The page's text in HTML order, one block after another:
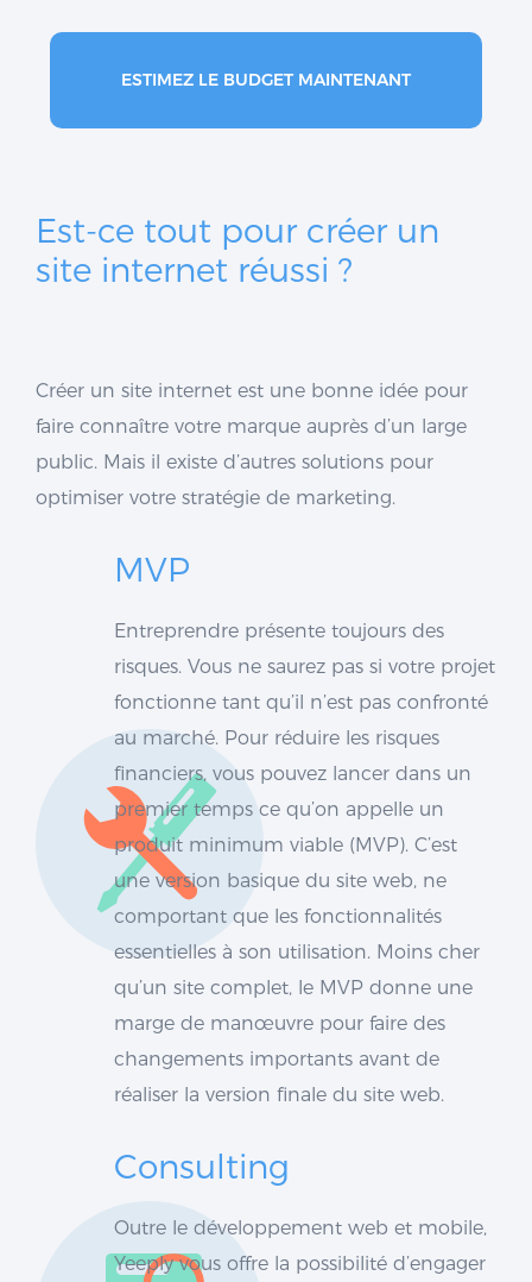
ESTIMEZ LE BUDGET MAINTENANT
Est-ce tout pour créer un
site internet réussi ?
Créer un site internet est une bonne idée pour
faire connaître votre marque auprès d’un large
public. Mais il existe d’autres solutions pour
optimiser votre stratégie de marketing.
MVP
Entreprendre présente toujours des
risques. Vous ne saurez pas si votre projet
fonctionne tant qu’il n’est pas confronté
au marché. Pour réduire les risques
financiers, vous pouvez lancer dans un
premier temps ce qu’on appelle un
produit minimum viable (MVP). C’est
une version basique du site web, ne
comportant que les fonctionnalités
essentielles à son utilisation. Moins cher
qu’un site complet, le MVP donne une
marge de manœuvre pour faire des
changements importants avant de
réaliser la version finale du site web.
Consulting
Outre le développement web et mobile,
Yeeply vous offre la possibilité d’engager